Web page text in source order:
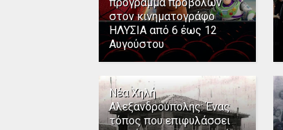
στον κινηματογράφο
ΗΛΥΣΙΑ από 6 έως 12
Αυγούστου
Νέα Χηλή
Αλεξανδρούπολης: Ένας
τόπος που επιφυλάσσει